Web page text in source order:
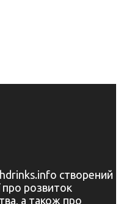
створений
про розвиток
а також про